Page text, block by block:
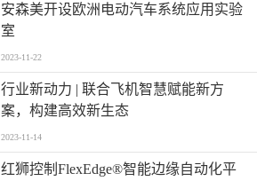
安森美开设欧洲电动汽车系统应用实验
室
2023-11-22
行业新动力 | 联合飞机智慧赋能新方
案，构建高效新生态
2023-11-14
红狮控制FlexEdge®智能边缘自动化平